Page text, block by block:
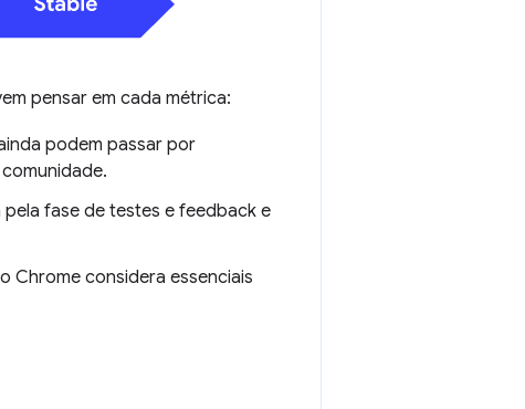
pensar em cada métrica:
podem passar por
fase de testes e feedback e
Chrome considera essenciais